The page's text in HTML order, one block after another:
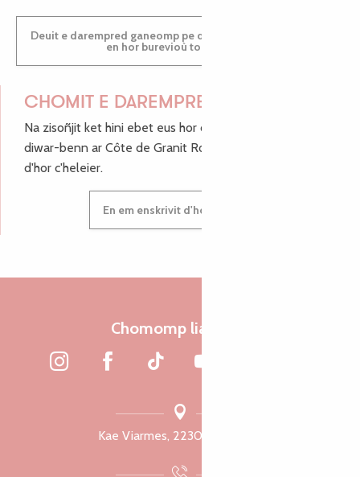
Deuit e darempred ganeomp pe deuit da welet ac'hanomp
en hor burevioù touristerezh
CHOMIT E DAREMPRED !
Na zisoñjit ket hini ebet eus hor c'hinnigoù mat ha keleier
diwar-benn ar Côte de Granit Rose, enskrivit hoc'h anv
d'hor c'heleier.
En em enskrivit d'hor c'heleier
Chomomp liammet
Kae Viarmes, 22300 Lannuon